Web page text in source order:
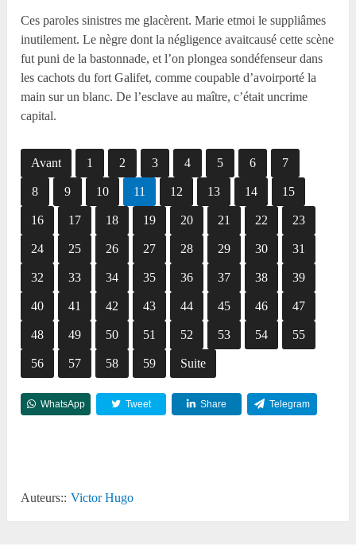
Ces paroles sinistres me glacèrent. Marie etmoi le suppliâmes
inutilement. Le nègre dont la négligence avaitcausé cette scène
fut puni de la bastonnade, et l’on plongea sondéfenseur dans
les cachots du fort Galifet, comme coupable d’avoirporté la
main sur un blanc. De l’esclave au maître, c’était uncrime
capital.
Avant 1 2 3 4 5 6 7
8 9 10 11 12 13 14 15
16 17 18 19 20 21 22 23
24 25 26 27 28 29 30 31
32 33 34 35 36 37 38 39
40 41 42 43 44 45 46 47
48 49 50 51 52 53 54 55
56 57 58 59 Suite
WhatsApp Tweet Share Telegram
Auteurs:: Victor Hugo